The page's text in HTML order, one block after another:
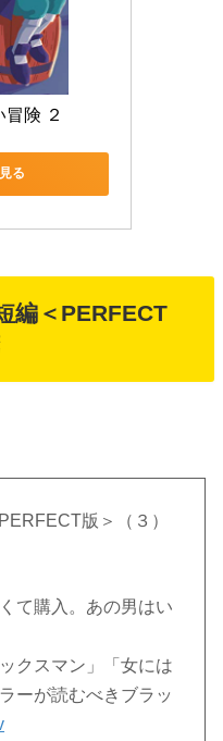
険 ２
る
編＜PERFECT
版＞（３）
て購入。あの男はい
クスマン」「女には
ーが読むべきブラッ